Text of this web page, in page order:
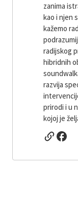
zanima
kao i njen
kažemo
radijskog
hibridnih
razvija
prirodi i u
kojoj je